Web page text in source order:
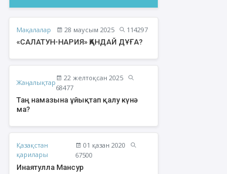
Мақалалар 28 маусым 2025
114297
«САЛАТУН-НАРИЯ» ҚАНДАЙ ДҰҒА?
Жаңалықтар
22 желтоқсан 2025
68477
Таң намазына ұйықтап қалу күнә
ма?
Қазақстан
қарилары
01 қазан 2020
67500
Инаятулла Мансур